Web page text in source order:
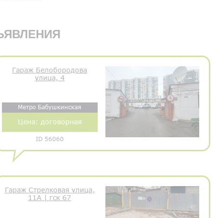
Гараж Белобородова
улица, 4
Метро Бабушкинская
Цена: договорная
ID 56060
Гараж Стрелковая улица,
11А | гск 67